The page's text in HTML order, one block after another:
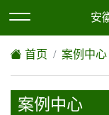
欢迎访问安徽宏芮体育
安
首页 案例中心
案例中心